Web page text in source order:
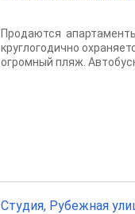
Продаются
круглогодично
огромный пляж.
Студия, Рубежная